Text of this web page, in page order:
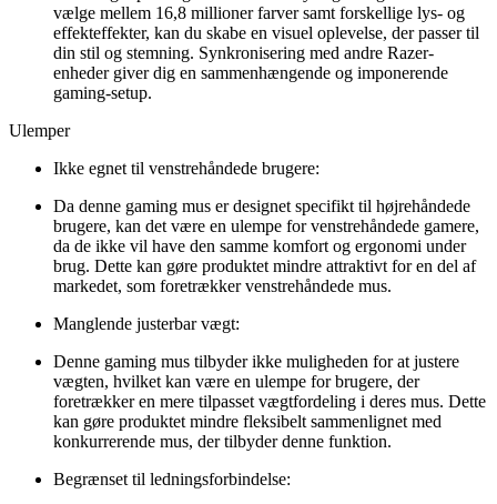
vælge mellem 16,8 millioner farver samt forskellige lys- og
effekteffekter, kan du skabe en visuel oplevelse, der passer til
din stil og stemning. Synkronisering med andre Razer-
enheder giver dig en sammenhængende og imponerende
gaming-setup.
Ulemper
Ikke egnet til venstrehåndede brugere:
Da denne gaming mus er designet specifikt til højrehåndede
brugere, kan det være en ulempe for venstrehåndede gamere,
da de ikke vil have den samme komfort og ergonomi under
brug. Dette kan gøre produktet mindre attraktivt for en del af
markedet, som foretrækker venstrehåndede mus.
Manglende justerbar vægt:
Denne gaming mus tilbyder ikke muligheden for at justere
vægten, hvilket kan være en ulempe for brugere, der
foretrækker en mere tilpasset vægtfordeling i deres mus. Dette
kan gøre produktet mindre fleksibelt sammenlignet med
konkurrerende mus, der tilbyder denne funktion.
Begrænset til ledningsforbindelse: